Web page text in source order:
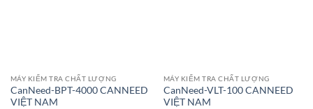
MÁY KIỂM TRA CHẤT LƯỢNG
CanNeed-BPT-4000 CANNEED
VIỆT NAM
MÁY KIỂM TRA CHẤT LƯỢNG
CanNeed-VLT-100 CANNEED
VIỆT NAM